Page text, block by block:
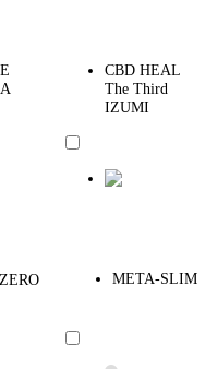
CBD HEAL
The Third
IZUMI
META-SLIM